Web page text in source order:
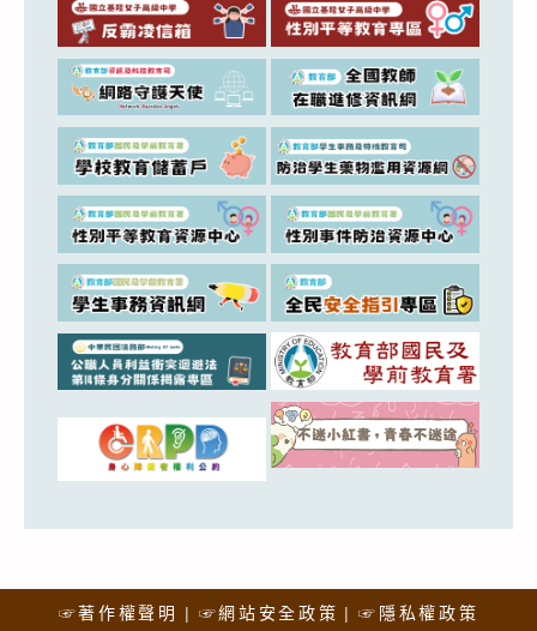
☞著作權聲明 ☞網站安全政策 ☞隱私權政策